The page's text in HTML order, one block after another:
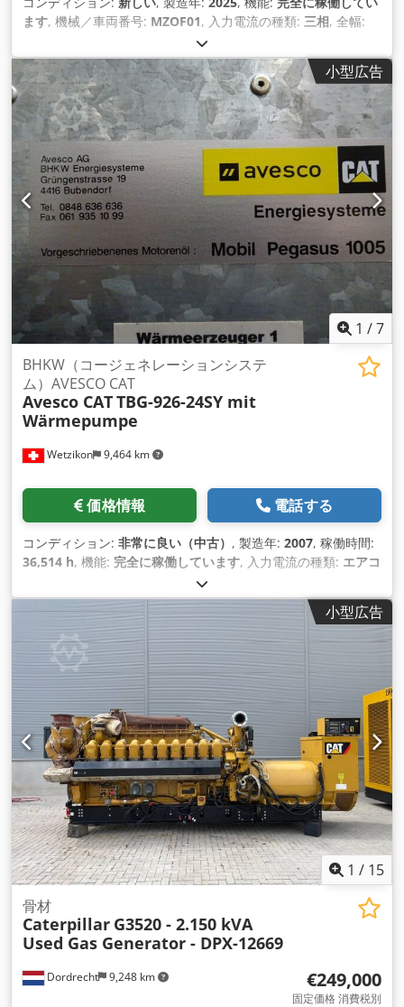
ます, 機械／車両番号: MZOF01, 入力電流の種類: 三相, 全幅:
, 全高:
ワーク重量（最大）:450 kg（キログラム）, 通過高さ:1,200
mm, 装備:CEマーキング, 小型広告
1 /7
Wetzikon 9,464 km
BHKW（コージェネレーションシステ
ム）AVESCO CAT
Avesco CATTBG-926-24SY mit
Wärmepumpe
価格情報 電話する
コンディション: 非常に良い（中古） , 製造年: 2007, 稼働時間:
36,514 h, 機能: 完全に稼働しています, 入力電流の種類: エアコ
300 キロワット (407.89 馬力)
却方式:水, 装備:ドキュメント / マニュアル,
小型広告
1 / 15
Dordrecht 9,248 km
骨材
Caterpillar G3520 - 2.150 kVA
Used Gas Generator - DPX-12669
€249,000
固定価格 消費税別